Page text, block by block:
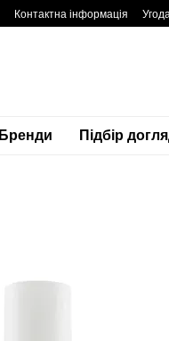
Контактна інформація
Бренди Підбір